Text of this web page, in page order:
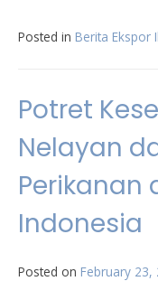
Posted in Berita Ekspor
Potret
Nelayan
Perikanan
Indonesia
Posted on February 23,